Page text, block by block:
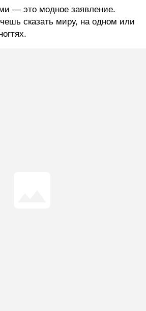
— это модное заявление.
сказать миру, на одном или